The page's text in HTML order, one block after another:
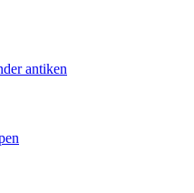
antiken